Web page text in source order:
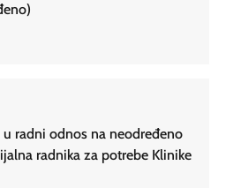
radni odnos na neodređeno
radnika za potrebe Klinike